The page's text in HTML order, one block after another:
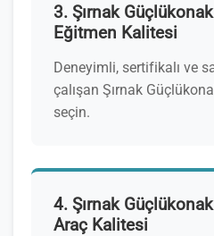
3. Şırnak
Eğitmen Kalitesi
Deneyimli, sertifikalı ve
çalışan Şırnak
seçin.
4. Şırnak
Araç Kalitesi